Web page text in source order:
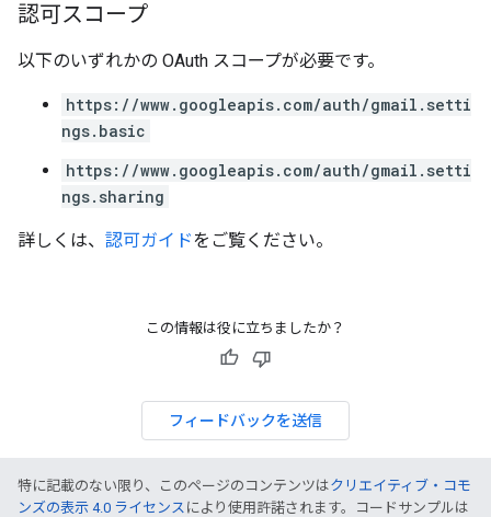
認可スコープ
以下のいずれかの OAuth スコープが必要です。
https://www.googleapis.com/auth/gmail.setti
ngs.basic
https://www.googleapis.com/auth/gmail.setti
ngs.sharing
詳しくは、 認可ガイドをご覧ください。
この情報は役に立ちましたか？
フィードバックを送信
特に記載のない限り、このページのコンテンツはクリエイティブ・コモ
ンズの表示 4.0 ライセンス により使用許諾されます。コードサンプルは